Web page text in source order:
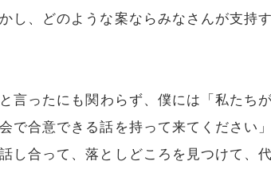
し、どのような案ならみなさんが支持
言ったにも関わらず、僕には「私たち
で合意できる話を持って来てください
し合って、落としどころを見つけて、